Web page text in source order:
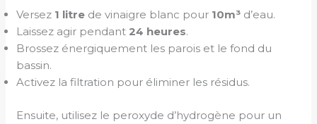
Versez 1 litre de vinaigre blanc pour 10m³ d’eau.
Laissez agir pendant24 heures.
Brossez énergiquement les parois et le fond du
bassin.
Activez la filtration pour éliminer les résidus.
Ensuite, utilisez le peroxyde d’hydrogène pour un